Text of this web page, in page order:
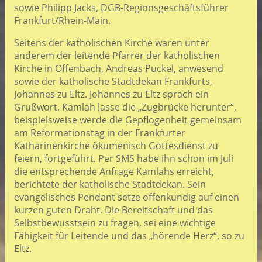
sowie Philipp Jacks, DGB-Regionsgeschäftsführer
Frankfurt/Rhein-Main.
Seitens der katholischen Kirche waren unter
anderem der leitende Pfarrer der katholischen
Kirche in Offenbach, Andreas Puckel, anwesend
sowie der katholische Stadtdekan Frankfurts,
Johannes zu Eltz. Johannes zu Eltz sprach ein
Grußwort. Kamlah lasse die „Zugbrücke herunter“,
beispielsweise werde die Gepflogenheit gemeinsam
am Reformationstag in der Frankfurter
Katharinenkirche ökumenisch Gottesdienst zu
feiern, fortgeführt. Per SMS habe ihn schon im Juli
die entsprechende Anfrage Kamlahs erreicht,
berichtete der katholische Stadtdekan. Sein
evangelisches Pendant setze offenkundig auf einen
kurzen guten Draht. Die Bereitschaft und das
Selbstbewusstsein zu fragen, sei eine wichtige
Fähigkeit für Leitende und das „hörende Herz“, so zu
Eltz.